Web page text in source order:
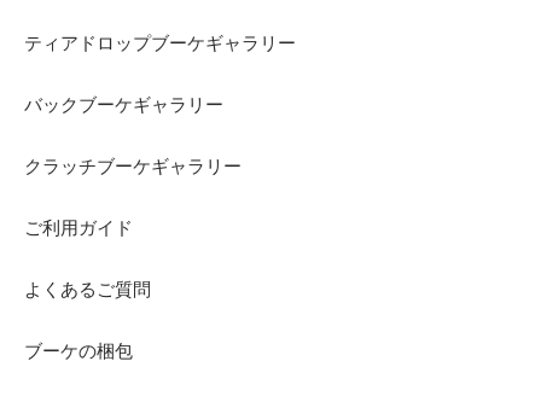
ティアドロップブーケギャラリー
バックブーケギャラリー
クラッチブーケギャラリー
ご利用ガイド
よくあるご質問
ブーケの梱包